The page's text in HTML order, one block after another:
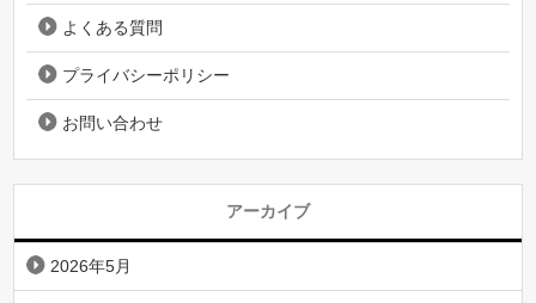
よくある質問
プライバシーポリシー
お問い合わせ
アーカイブ
2026年5月